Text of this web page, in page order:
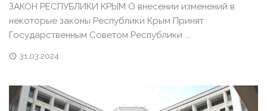
ЗАКОН РЕСПУБЛИКИ КРЫМ О внесении изменений в
некоторые законы Республики Крым Принят
Государственным Советом Республики ...
31.03.2024